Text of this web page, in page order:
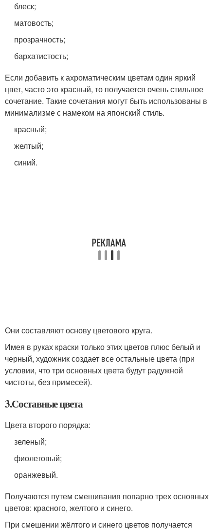
блеск;
матовость;
прозрачность;
бархатистость;
Если добавить к ахроматическим цветам один яркий
цвет, часто это красный, то получается очень стильное
сочетание. Такие сочетания могут быть использованы в
минимализме с намеком на японский стиль.
красный;
желтый;
синий.
Они составляют основу цветового круга.
Имея в руках краски только этих цветов плюс белый и
черный, художник создает все остальные цвета (при
условии, что три основных цвета будут радужной
чистоты, без примесей).
3.Составные цвета
Цвета второго порядка:
зеленый;
фиолетовый;
оранжевый.
Получаются путем смешивания попарно трех основных
цветов: красного, желтого и синего.
При смешении жёлтого и синего цветов получается